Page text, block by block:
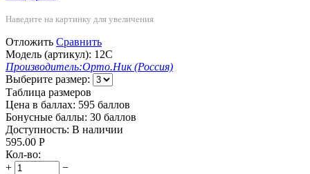
Наведите на картинку для увеличения
Отложить Сравнить
Модель (артикул): 12С
Производитель:Орто.Ник (Россия)
Выберите размер:
Таблица размеров
Цена в баллах: 595 баллов
Бонусные баллы: 30 баллов
Доступность: В наличии
595.00 Р
Кол-во:
+
−